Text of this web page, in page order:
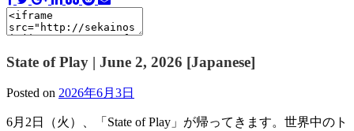
State of Play | June 2, 2026 [Japanese]
Posted on 2026年6月3日
6月2日（火）、「State of Play」が帰ってきます。世界中のト